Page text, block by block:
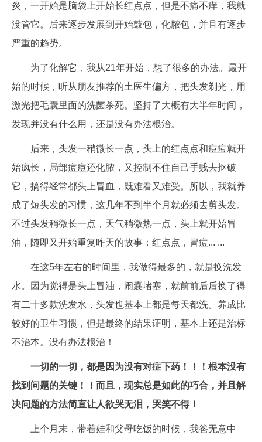
炎，一开始是脑袋上开始长红点点，但是不痛不痒，我就
没管它。后来逐步发展到开始鼓包，化脓包，并且有逐步
严重的趋势。
为了化解它，我从21年开始，想了很多的办法。最开
始的时候，听从朋友推荐的土医生偏方，把头发剃光，用
激光把毛囊里面的洗菌杀死。坚持了大概有大半年时间，
发现并没有什么用，还是没有办法根治。
后来，头发一稍微长一点，头上的红点点和痘痘就开
始疯长，局部痘痘还化脓，又控制不住自己手贱去抠破
它，搞得经常都头上冒血，既难看又难受。所以，我就养
成了短头发的习惯，这几年不到半个月就必须去剪头发。
不过头发稍微长一点，天气稍微热一点，头上就开始冒
油，随即又开始重复昨天的故事：红点点，冒痘... ...
在这5年左右的时间里，我做得最多的，就是换洗发
水。因为觉得是头上冒油，闹囊堵塞，就前前后后换了得
有二十多款洗发水，头发也基本上都是每天都洗。养成比
较好的卫生习惯，但是最终的结果证明，基本上还是治标
不治本。没有办法根治！
一切的一切，都是因为没有对症下药！！！根本没有
找到问题的关键！！而且，现实总是如此的巧合，并且解
决问题的方法简直让人欲哭无泪，哭笑不得！
上个月末，带着娃和父母吃饭的时候，我爸无意中